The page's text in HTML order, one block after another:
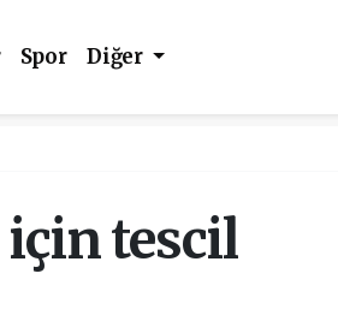
Spor Diğer
için tescil